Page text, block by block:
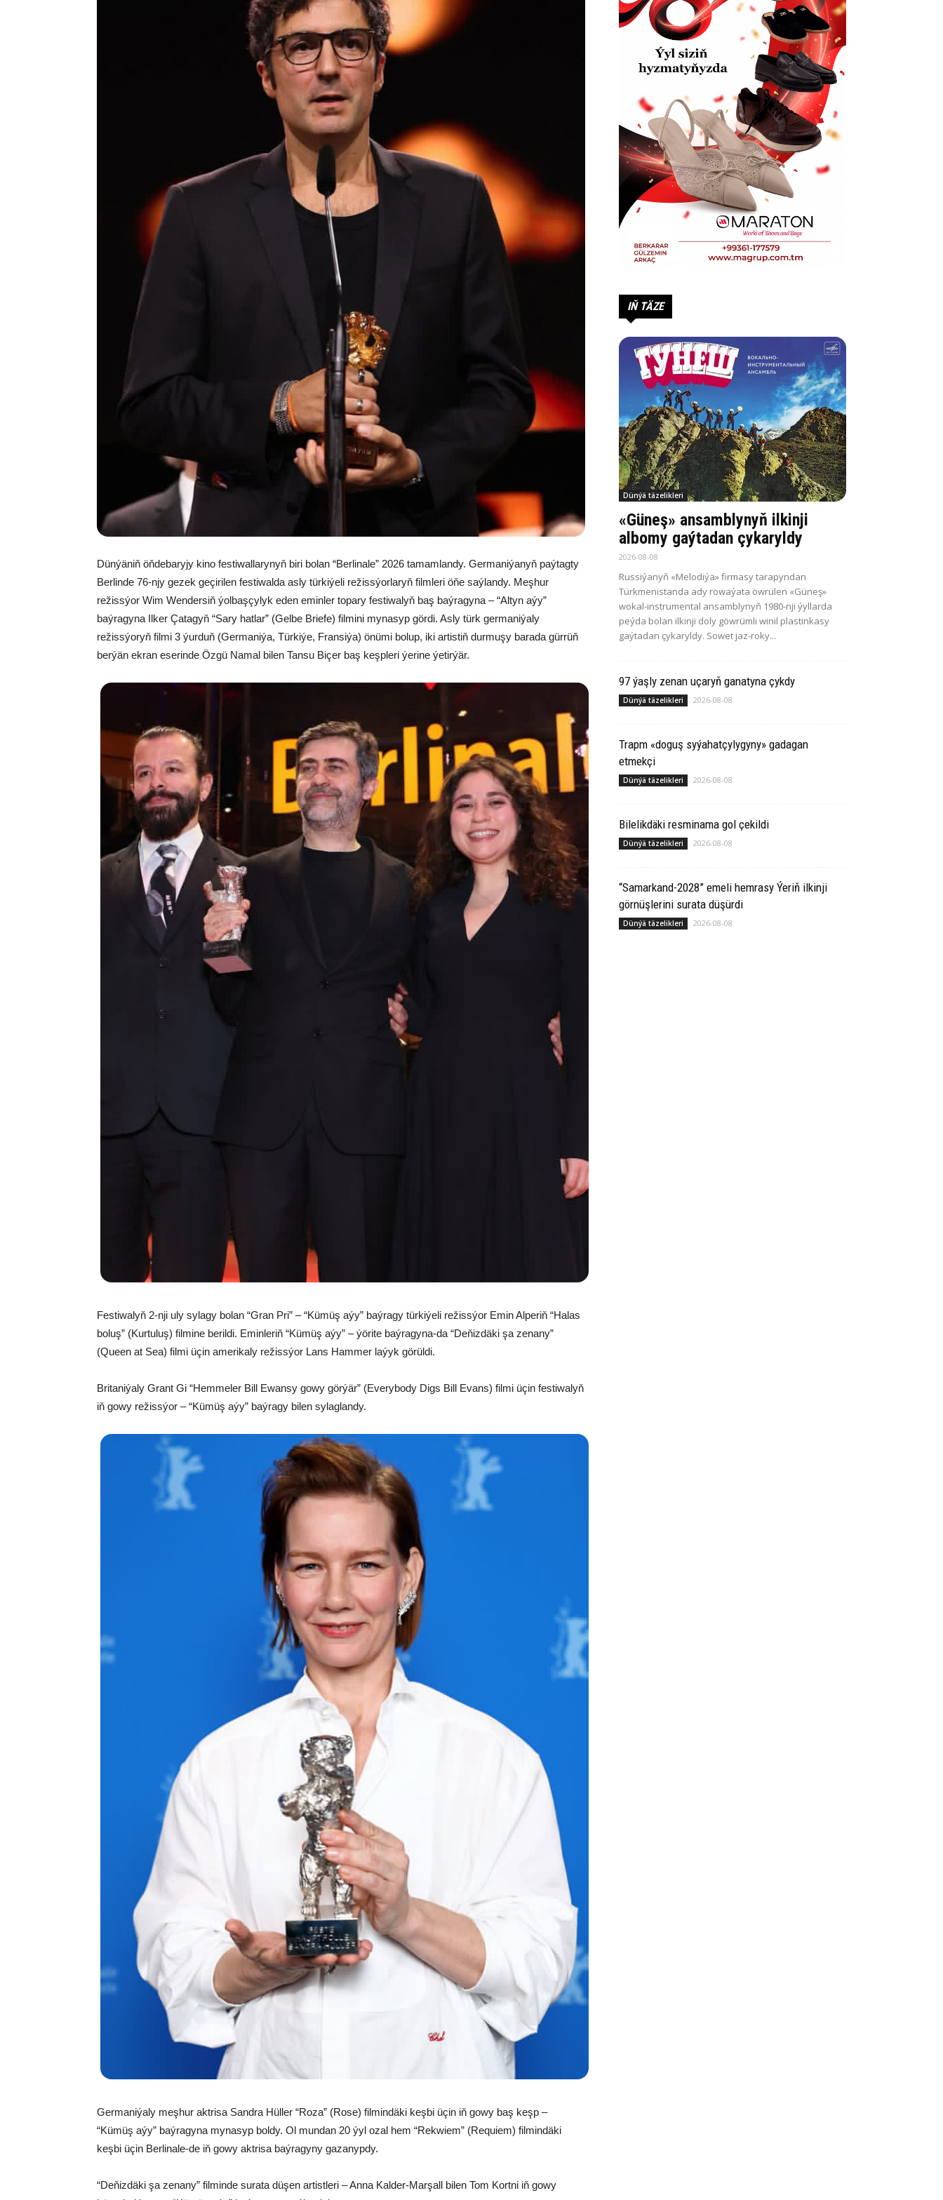
Dünýäniň öňdebaryjy kino festiwallarynyň biri bolan “Berlinale” 2026 tamamlandy. Germaniýanyň paýtagty
Berlinde 76-njy gezek geçirilen festiwalda asly türkiýeli režissýorlaryň filmleri öňe saýlandy. Meşhur
režissýor Wim Wendersiň ýolbaşçylyk eden eminler topary festiwalyň baş baýragyna – “Altyn aýy”
baýragyna Ilker Çatagyň “Sary hatlar” (Gelbe Briefe) filmini mynasyp gördi. Asly türk germaniýaly
režissýoryň filmi 3 ýurduň (Germaniýa, Türkiýe, Fransiýa) önümi bolup, iki artistiň durmuşy barada gürrüň
berýän ekran eserinde Özgü Namal bilen Tansu Biçer baş keşpleri ýerine ýetirýär.
Festiwalyň 2-nji uly sylagy bolan “Gran Pri” – “Kümüş aýy” baýragy türkiýeli režissýor Emin Alperiň “Halas
boluş” (Kurtuluş) filmine berildi. Eminleriň “Kümüş aýy” – ýörite baýragyna-da “Deňizdäki şa zenany”
(Queen at Sea) filmi üçin amerikaly režissýor Lans Hammer laýyk görüldi.
Britaniýaly Grant Gi “Hemmeler Bill Ewansy gowy görýär” (Everybody Digs Bill Evans) filmi üçin festiwalyň
iň gowy režissýor – “Kümüş aýy” baýragy bilen sylaglandy.
Germaniýaly meşhur aktrisa Sandra Hüller “Roza” (Rose) filmindäki keşbi üçin iň gowy baş keşp –
“Kümüş aýy” baýragyna mynasyp boldy. Ol mundan 20 ýyl ozal hem “Rekwiem” (Requiem) filmindäki
keşbi üçin Berlinale-de iň gowy aktrisa baýragyny gazanypdy.
“Deňizdäki şa zenany” filminde surata düşen artistleri – Anna Kalder-Marşall bilen Tom Kortni iň gowy
IŇ TÄZE
Dünýä täzelikleri
«Güneş» ansamblynyň ilkinji
albomy gaýtadan çykaryldy
2026-08-08
Russiýanyň «Melodiýa» firmasy tarapyndan
Türkmenistanda ady rowaýata öwrülen «Güneş»
wokal-instrumental ansamblynyň 1980-nji ýyllarda
peýda bolan ilkinji doly göwrümli winil plastinkasy
gaýtadan çykaryldy. Sowet jaz-roky...
97 ýaşly zenan uçaryň ganatyna çykdy
Dünýä täzelikleri 2026-08-08
Trapm «doguş syýahatçylygyny» gadagan
etmekçi
Dünýä täzelikleri 2026-08-08
Bilelikdäki resminama gol çekildi
Dünýä täzelikleri 2026-08-08
“Samarkand-2028” emeli hemrasy Ýeriň ilkinji
görnüşlerini surata düşürdi
Dünýä täzelikleri 2026-08-08